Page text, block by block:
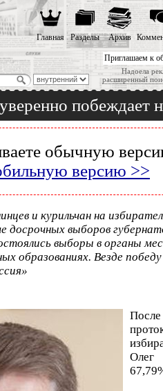
Приглашаем к
Надоела
расширенный
Главная Разделы Архив
побеждает
обычную
версию >>
и курильчан на
досрочных выборов
выборы в органы
образованиях. Везде
Олег